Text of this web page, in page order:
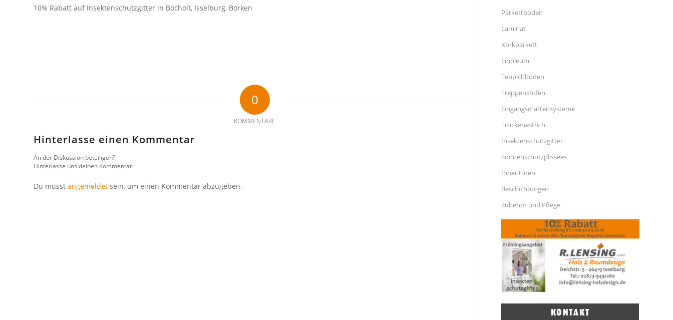
10% Rabatt auf Insektenschutzgitter in Bocholt, Isselburg, Borken
0
KOMMENTARE
Hinterlasse einen Kommentar
An der Diskussion beteiligen?
Hinterlasse uns deinen Kommentar!
Du musst angemeldet sein, um einen Kommentar abzugeben.
Parkettböden
Laminat
Korkparkett
Linoleum
Teppichböden
Treppenstufen
Eingangsmattensysteme
Trockenestrich
Insektenschutzgitter
Sonnenschutzplissees
Innentüren
Beschichtungen
Zubehör und Pflege